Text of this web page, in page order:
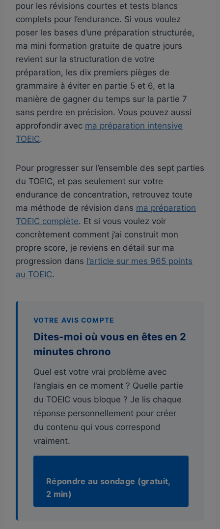
pour les révisions courtes et tests blancs
complets pour l’endurance. Si vous voulez
poser les bases d’une préparation structurée,
ma mini formation gratuite de quatre jours
revient sur la structuration de votre
préparation, les dix premiers pièges de
grammaire à éviter en partie 5 et 6, et la
manière de gagner du temps sur la partie 7
sans perdre en précision. Vous pouvez aussi
approfondir avec ma préparation intensive
TOEIC.
Pour progresser sur l’ensemble des sept parties
du TOEIC, et pas seulement sur votre
endurance de concentration, retrouvez toute
ma méthode de révision dans ma préparation
TOEIC complète. Et si vous voulez voir
concrètement comment j’ai construit mon
propre score, je reviens en détail sur ma
progression dans l’article sur mes 965 points
au TOEIC.
VOTRE AVIS COMPTE
Dites-moi où vous en êtes en 2
minutes chrono
Quel est votre vrai problème avec
l’anglais en ce moment ? Quelle partie
du TOEIC vous bloque ? Je lis chaque
réponse personnellement pour créer
du contenu qui vous correspond
vraiment.
Répondre au sondage (gratuit,
2 min)